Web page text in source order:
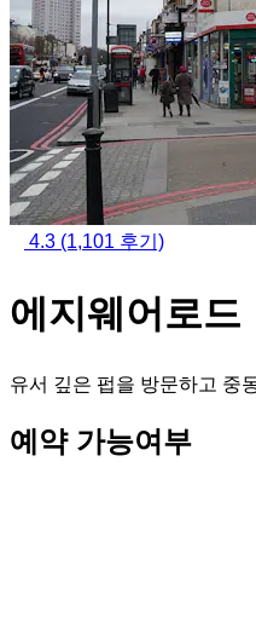
4.3 (1,101 후기)
에지웨어로드
유서 깊은 펍을 방문하고 중
예약 가능여부